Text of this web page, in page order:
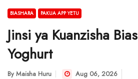
BIASHARA PAKUA APP YETU
Jinsi ya Kuanzisha
Yoghurt
By Maisha Huru Aug 06, 2026